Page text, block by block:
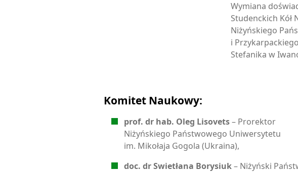
Wymiana
Studenckich Kół
Niżyńskiego
i
Stefanika w
Komitet Naukowy:
prof. dr hab. Oleg Lisovets– Prorektor
Niżyńskiego Państwowego Uniwersytetu
im. Mikołaja Gogola (Ukraina),
doc. dr Swietłana Borysiuk– Niżyński